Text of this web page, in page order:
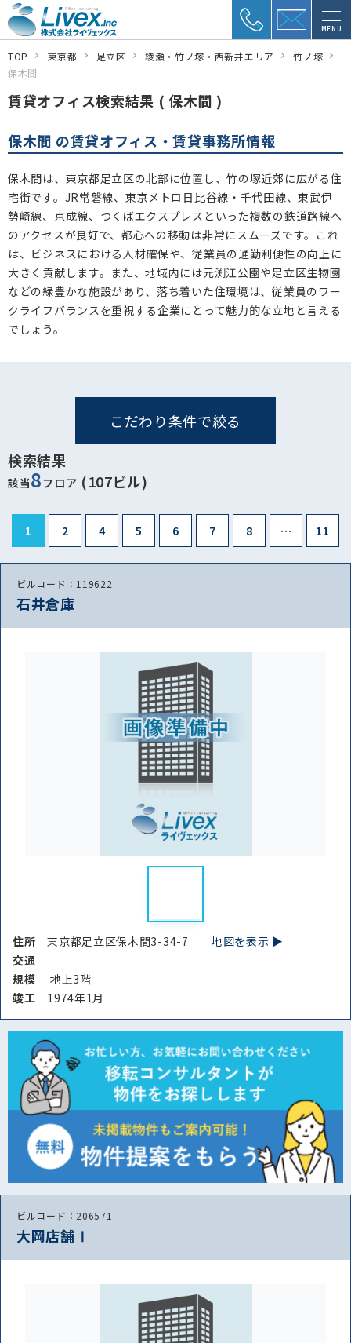
MENU
TOP 東京都 足立区 綾瀬・竹ノ塚・西新井エリア
竹ノ塚
保木間
賃貸オフィス検索結果 ( 保木間 )
保木間 の賃貸オフィス・賃貸事務所情報
保木間は、東京都足立区の北部に位置し、竹の塚近郊に広がる住
宅街です。JR常磐線、東京メトロ日比谷線・千代田線、東武伊
勢崎線、京成線、つくばエクスプレスといった複数の鉄道路線へ
のアクセスが良好で、都心への移動は非常にスムーズです。これ
は、ビジネスにおける人材確保や、従業員の通勤利便性の向上に
大きく貢献します。また、地域内には元渕江公園や足立区生物園
などの緑豊かな施設があり、落ち着いた住環境は、従業員のワー
クライフバランスを重視する企業にとって魅力的な立地と言える
でしょう。
こだわり条件で絞る
検索結果
該当8 フロア (107ビル)
1 2 4 5 6 7 8 … 11
ビルコード：119622
石井倉庫
住所東京都足立区保木間3-34-7地図を表示 ▶︎
交通
規模
地上3階
竣⼯ 1974年1月
ビルコード：206571
大岡店舗Ⅰ